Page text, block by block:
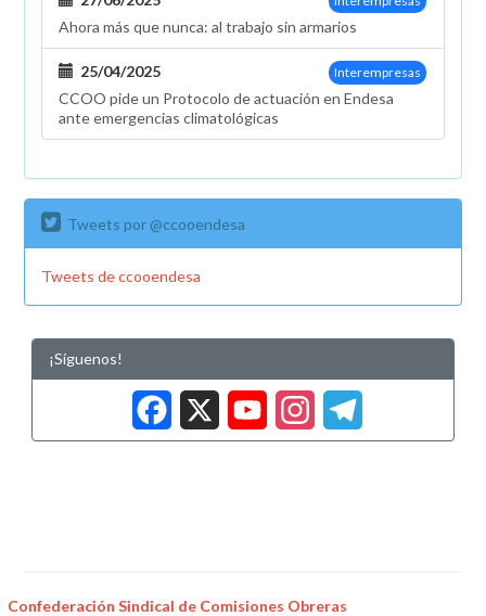
Ahora más que nunca: al trabajo sin armarios
Interempresas
25/04/2025
CCOO pide un Protocolo de actuación en Endesa
ante emergencias climatológicas
Tweets por @ccooendesa
Tweets de ccooendesa
¡Síguenos!
Facebook
X
Confederación Sindical de Comisiones Obreras